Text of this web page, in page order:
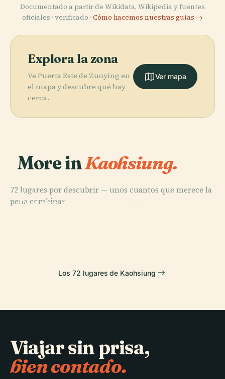
Documentado a partir de Wikidata, Wikipedia y fuentes
oficiales · verificado · Cómo hacemos nuestras guías →
Explora la zona
Ve Puerta Este de Zuoying en
el mapa y descubre qué hay
cerca.
Ver mapa
More inKaohsiung.
72 lugares por descubrir — unos cuantos que merece la
pena combinar.
PLACE
Distrito de
PLACE
Los 72 lugares de Kaohsiung
Viajar sin prisa,
bien contado.